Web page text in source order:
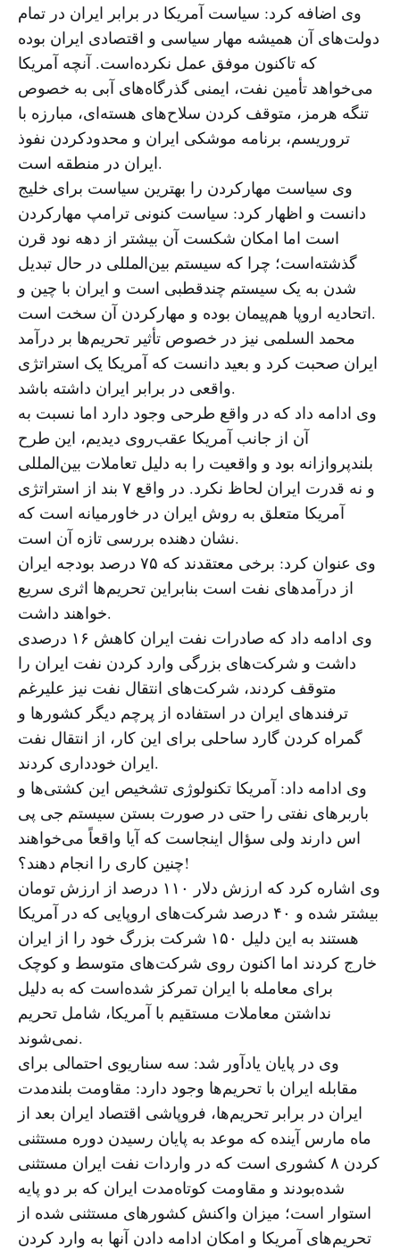
وی اضافه کرد: سیاست آمریکا در برابر ایران در تمام
دولت‌های آن همیشه مهار سیاسی و اقتصادی ایران بوده
که تاکنون موفق عمل نکرده‌است. آنچه آمریکا
می‌خواهد تأمین نفت، ایمنی گذرگاه‌های آبی به خصوص
تنگه هرمز، متوقف کردن سلاح‌های هسته‌ای، مبارزه با
تروریسم، برنامه موشکی ایران و محدودکردن نفوذ
ایران در منطقه است.
وی سیاست مهارکردن را بهترین سیاست برای خلیج
دانست و اظهار کرد: سیاست کنونی ترامپ مهارکردن
است اما امکان شکست آن بیشتر از دهه نود قرن
گذشته‌است؛ چرا که سیستم بین‌المللی در حال تبدیل
شدن به یک سیستم چندقطبی است و ایران با چین و
اتحادیه اروپا هم‌پیمان بوده و مهارکردن آن سخت است.
محمد السلمی نیز در خصوص تأثیر تحریم‌ها بر درآمد
ایران صحبت کرد و بعید دانست که آمریکا یک استراتژی
واقعی در برابر ایران داشته باشد.
وی ادامه داد که در واقع طرحی وجود دارد اما نسبت به
آن از جانب آمریکا عقب‌روی دیدیم، این طرح
بلندپروازانه بود و واقعیت را به دلیل تعاملات بین‌المللی
و نه قدرت ایران لحاظ نکرد. در واقع ۷ بند از استراتژی
آمریکا متعلق به روش ایران در خاورمیانه است که
نشان دهنده بررسی تازه آن است.
وی عنوان کرد: برخی معتقدند که ۷۵ درصد بودجه ایران
از درآمدهای نفت است بنابراین تحریم‌ها اثری سریع
خواهند داشت.
وی ادامه داد که صادرات نفت ایران کاهش ۱۶ درصدی
داشت و شرکت‌های بزرگی وارد کردن نفت ایران را
متوقف کردند، شرکت‌های انتقال نفت نیز علیرغم
ترفندهای ایران در استفاده از پرچم دیگر کشورها و
گمراه کردن گارد ساحلی برای این کار، از انتقال نفت
ایران خودداری کردند.
وی ادامه داد: آمریکا تکنولوژی تشخیص این کشتی‌ها و
باربرهای نفتی را حتی در صورت بستن سیستم جی پی
اس دارند ولی سؤال اینجاست که آیا واقعاً می‌خواهند
چنین کاری را انجام دهند؟!
وی اشاره کرد که ارزش دلار ۱۱۰ درصد از ارزش تومان
بیشتر شده و ۴۰ درصد شرکت‌های اروپایی که در آمریکا
هستند به این دلیل ۱۵۰ شرکت بزرگ خود را از ایران
خارج کردند اما اکنون روی شرکت‌های متوسط و کوچک
برای معامله با ایران تمرکز شده‌است که به دلیل
نداشتن معاملات مستقیم با آمریکا، شامل تحریم
نمی‌شوند.
وی در پایان یادآور شد: سه سناریوی احتمالی برای
مقابله ایران با تحریم‌ها وجود دارد: مقاومت بلندمدت
ایران در برابر تحریم‌ها، فروپاشی اقتصاد ایران بعد از
ماه مارس آینده که موعد به پایان رسیدن دوره مستثنی
کردن ۸ کشوری است که در واردات نفت ایران مستثنی
شده‌بودند و مقاومت کوتاه‌مدت ایران که بر دو پایه
استوار است؛ میزان واکنش کشورهای مستثنی شده از
تحریم‌های آمریکا و امکان ادامه دادن آنها به وارد کردن